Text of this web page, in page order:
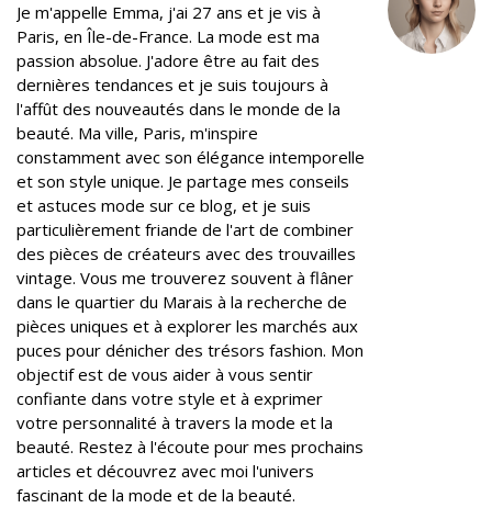
k
n
Je m'appelle Emma, j'ai 27 ans et je vis à
Paris, en Île-de-France. La mode est ma
passion absolue. J'adore être au fait des
dernières tendances et je suis toujours à
l'affût des nouveautés dans le monde de la
beauté. Ma ville, Paris, m'inspire
constamment avec son élégance intemporelle
et son style unique. Je partage mes conseils
et astuces mode sur ce blog, et je suis
particulièrement friande de l'art de combiner
des pièces de créateurs avec des trouvailles
vintage. Vous me trouverez souvent à flâner
dans le quartier du Marais à la recherche de
pièces uniques et à explorer les marchés aux
puces pour dénicher des trésors fashion. Mon
objectif est de vous aider à vous sentir
confiante dans votre style et à exprimer
votre personnalité à travers la mode et la
beauté. Restez à l'écoute pour mes prochains
articles et découvrez avec moi l'univers
fascinant de la mode et de la beauté.